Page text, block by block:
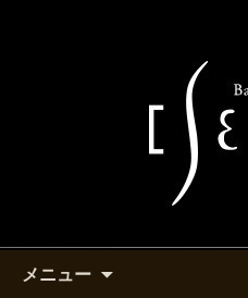
池袋西口付近
ルのマスター
メニュー